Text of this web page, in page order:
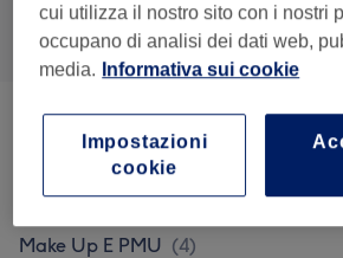
Tutti Unghie
Extension Ciglia E Lash Lift
Make Up E PMU (4)
cui utilizza il nostro sito con i nostri
occupano di analisi dei dati web,
media. Informativa sui cookie
Impostazioni
cookie